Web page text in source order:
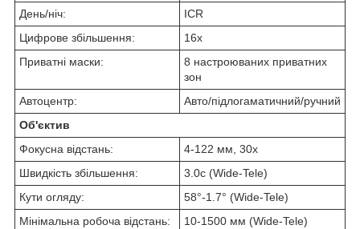
День/ніч:
ICR
Цифрове збільшення:
16x
Приватні маски:
8 настроюваних приватних
зон
Автоцентр:
Авто/підлогаматичний/ручний
Об'єктив
Фокусна відстань:
4-122 мм, 30x
Швидкість збільшення:
3.0с (Wide-Tele)
Кути огляду:
58°-1.7° (Wide-Tele)
Мінімальна робоча відстань:
10-1500 мм (Wide-Tele)